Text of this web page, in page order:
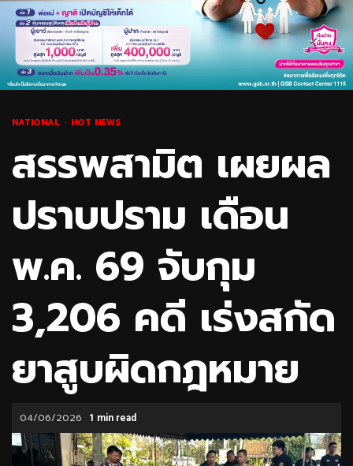
NATIONAL HOT NEWS
สรรพสามิต เผยผล
ปราบปราม เดือน
พ.ค. 69 จับกุม
3,206 คดี เร่งสกัด
ยาสูบผิดกฎหมาย
04/06/2026 1 min read